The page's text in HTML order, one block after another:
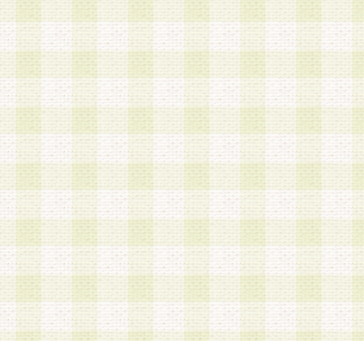
加する際には、前条に基づき当社から付与された
スワードを使用するものとします。
2.登録の際に当社が付与したログインIDおよびパ
の使用に関しては、全て会員本人がその責任を負
3.会員は、当社から付与されたログインIDおよび
貸与、名義変更、売買その他形態を問わず第三者
ならないものとします。
4.当社は、会員によるログインIDおよびパスワー
盗用など第三者の利用に伴う損害の発生について
き事由の有無、その他原因の如何を問わず、一切
のとします。
第5条 会員の登録情報
1.当社は、会員の登録情報に含まれる氏名・住所
アドレス等会員個人を識別できる情報を当社が別